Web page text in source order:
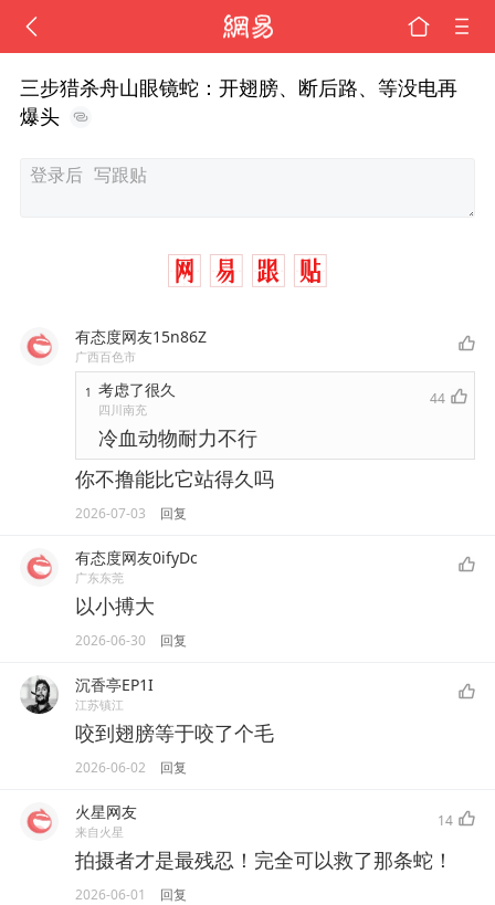
三步猎杀舟山眼镜蛇：开翅膀、断后路、等没电再
爆头
有态度网友15n86Z
广西百色市
1 考虑了很久
四川南充
44
冷血动物耐力不行
你不撸能比它站得久吗
2026-07-03 回复
有态度网友0ifyDc
广东东莞
以小搏大
2026-06-30 回复
沉香亭EP1I
江苏镇江
咬到翅膀等于咬了个毛
2026-06-02 回复
火星网友
来自火星
14
拍摄者才是最残忍！完全可以救了那条蛇！
2026-06-01 回复